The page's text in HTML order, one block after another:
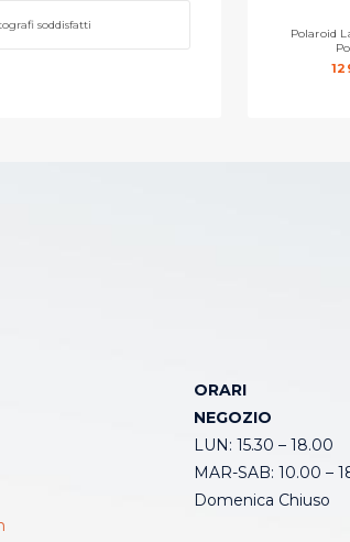
soddisfatti
Polaroid
ORARI
NEGOZIO
LUN: 15.30 – 18.00
MAR-SAB: 10.00 –
Domenica Chiuso